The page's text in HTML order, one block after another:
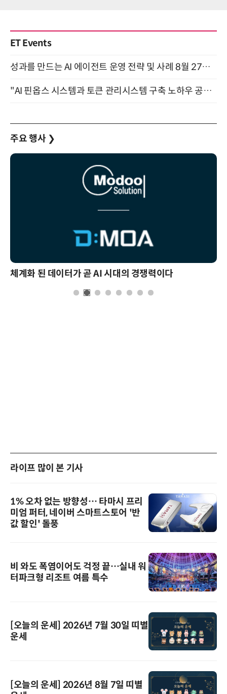
ET Events
성과를 만드는 AI 에이전트 운영 전략 및 사례 8월 27일 개최
"AI 핀옵스 시스템과 토큰 관리시스템 구축 노하우 공개" 잠실 한국광고문화회관 2층 대회의실 (8/21)
주요 행사 ❯
체계화 된 데이터가 곧 AI 시대의 경쟁력이다
라이프 많이 본 기사
1% 오차 없는 방향성… 타마시 프리
미엄 퍼터, 네이버 스마트스토어 '반
값 할인' 돌풍
비 와도 폭염이어도 걱정 끝…실내 워
터파크형 리조트 여름 특수
[오늘의 운세] 2026년 7월 30일 띠별
운세
[오늘의 운세] 2026년 8월 7일 띠별